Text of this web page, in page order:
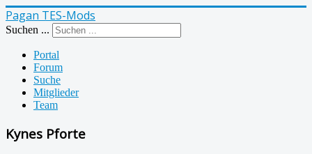
Pagan TES-Mods
Suchen ...
Portal
Forum
Suche
Mitglieder
Team
Kynes Pforte